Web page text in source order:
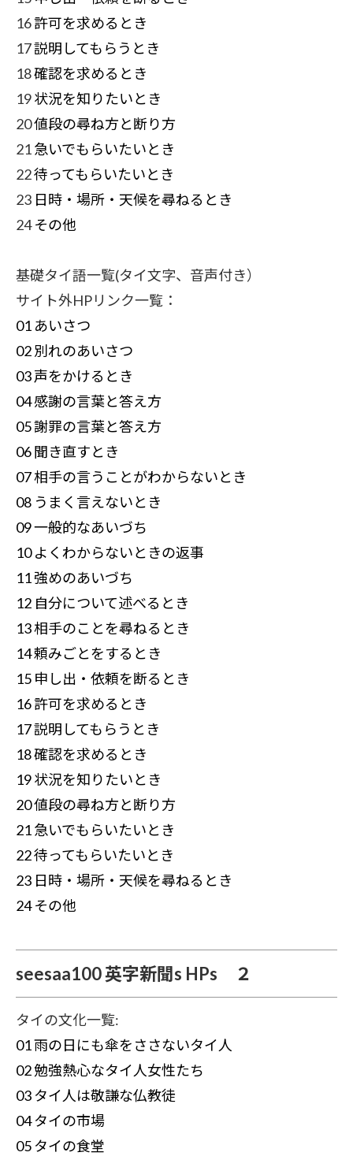
16許可を求めるとき
17説明してもらうとき
18確認を求めるとき
19状況を知りたいとき
20値段の尋ね方と断り方
21急いでもらいたいとき
22待ってもらいたいとき
23 日時・場所・天候を尋ねるとき
24その他
基礎タイ語一覧(タイ文字、音声付き）
サイト外HPリンク一覧：
01 あいさつ
02 別れのあいさつ
03 声をかけるとき
04 感謝の言葉と答え方
05 謝罪の言葉と答え方
06 聞き直すとき
07 相手の言うことがわからないとき
08 うまく言えないとき
09 一般的なあいづち
10 よくわからないときの返事
11 強めのあいづち
12 自分について述べるとき
13 相手のことを尋ねるとき
14 頼みごとをするとき
15 申し出・依頼を断るとき
16 許可を求めるとき
17 説明してもらうとき
18 確認を求めるとき
19 状況を知りたいとき
20 値段の尋ね方と断り方
21 急いでもらいたいとき
22 待ってもらいたいとき
23 日時・場所・天候を尋ねるとき
24 その他
seesaa100 英字新聞s HPs ２
タイの文化一覧:
01 雨の日にも傘をささないタイ人
02 勉強熱心なタイ人女性たち
03 タイ人は敬謙な仏教徒
04 タイの市場
05 タイの食堂